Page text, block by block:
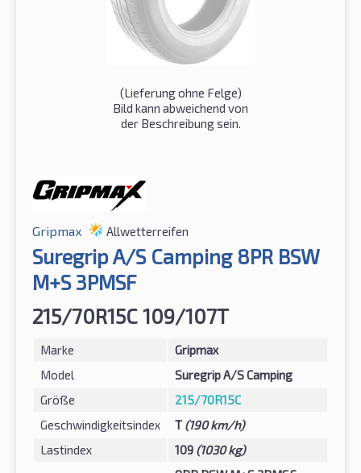
(Lieferung ohne Felge)
Bild kann abweichend von
der Beschreibung sein.
Gripmax Allwetterreifen
Suregrip A/S Camping 8PR BSW
M+S 3PMSF
215/70R15C 109/107T
Marke
Gripmax
Model
Suregrip A/S Camping
Größe
215/70R15C
Geschwindigkeitsindex
T (190 km/h)
Lastindex
109 (1030 kg)